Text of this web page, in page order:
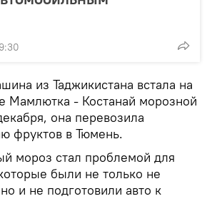
из Таджикистана встала на
Мамлютка - Костанай морозной
она перевозила
фруктов в Тюмень.
мороз стал проблемой для
были не только не
и не подготовили авто к